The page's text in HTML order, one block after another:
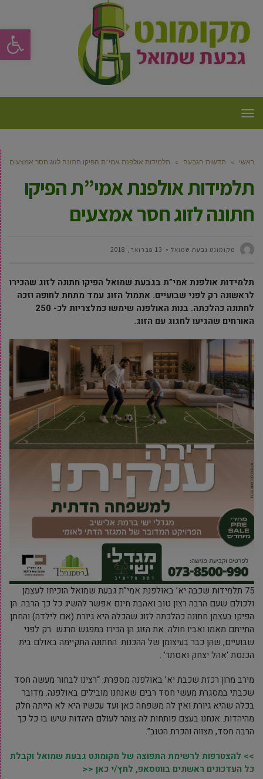
פתח
תפריט
ראשי » חדשות הגבעה » תלמידות אולפנת אמי”ת הפיקו חתונה לזוג חסר אמצעים
תלמידות אולפנת אמי”ת הפיקו
חתונה לזוג חסר אמצעים
מקומונט גבעת שמואל 13 פברואר, 2018
תלמידות אולפנת אמי”ת בגבעת שמואל הפיקו חתונה לזוג שהכירו
לראשונה רק לפני שבועיים. אתמול הזוג עמד מתחת לחופה וזכה
לחתונה כהלכתה. בנות האולפנה שימשו כמלצריות לכ- 250
האורחים שהגיעו לחגוג עם הזוג.
75 תלמידות שכבה יא’ באולפנת אמי”ת גבעת שמואל הוכיחו לעצמן
ולכולם שעם הרבה רצון טוב ואהבת חינם אפשר להשיג כל כך הרבה. הן
הפיקו בעצמן חתונה כהלכתה לזוג שהכלה היא גיורת (אם לילדה) והחתן
התייתם מאמו ואביו חולה. את הזוג הן הכירו במפגש מרגש רק לפני
שבועיים, שהן כבר בעיצומן של ההכנות. החתונה התקיימה באולם בית
הכנסת ‘אהל יצחק ואסתר’ .
מירב מרון רכזת שכבת יא’ באולפנה מספרת: “רצינו לבחור מעשה חסד
שכבתי במסגרת מעשי חסד רבים שאנחנו מובילים באולפנה. מדובר
בכלה שהיא גיורת ואין לה משפחה כאן ועד עכשיו היא לא הייתה חלק
מהיהדות. אנחנו בעצם פותחות לה צוהר לעולם היהדות שיש בו כל כך
הרבה חסד, מצווה והכרת הטוב”.
>> להצטרפות לרשימת התפוצה של מקומונט גבעת שמואל וקבלת
כל העדכונים ראשונים בווטסאפ, לחץ/י כאן <<